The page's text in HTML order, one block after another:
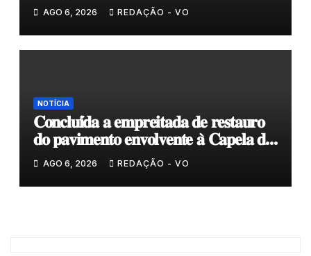
AGO 6, 2026 REDAÇÃO - VO
NOTÍCIA
𝐂𝐨𝐧𝐜𝐥𝐮𝐢́𝐝𝐚 𝐚 𝐞𝐦𝐩𝐫𝐞𝐢𝐭𝐚𝐝𝐚 𝐝𝐞 𝐫𝐞𝐬𝐭𝐚𝐮𝐫𝐨
𝐝𝐨 𝐩𝐚𝐯𝐢𝐦𝐞𝐧𝐭𝐨 𝐞𝐧𝐯𝐨𝐥𝐯𝐞𝐧𝐭𝐞 𝐚̀ 𝐂𝐚𝐩𝐞𝐥𝐚 𝐝𝐞
𝐂𝐨𝐯𝐚𝐬
AGO 6, 2026 REDAÇÃO - VO